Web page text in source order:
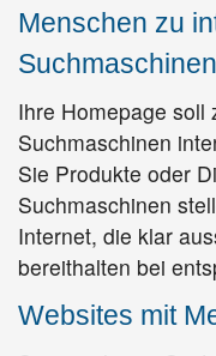
Menschen zu
Ihre Homepage soll
Suchmaschinen
Sie Produkte oder
Suchmaschinen
Internet, die klar
bereithalten bei
Websites mit